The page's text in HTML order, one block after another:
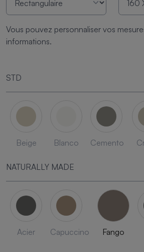
Vous pouvez personnaliser vos
informations.
STD
Beige Blanco Cemento
NATURALLY MADE
Acier Capuccino Fango